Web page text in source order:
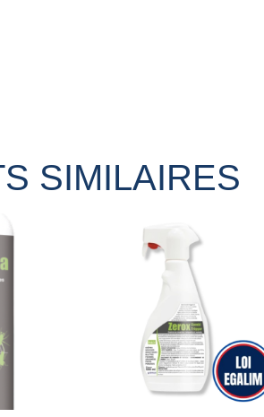
SIMILAIRES